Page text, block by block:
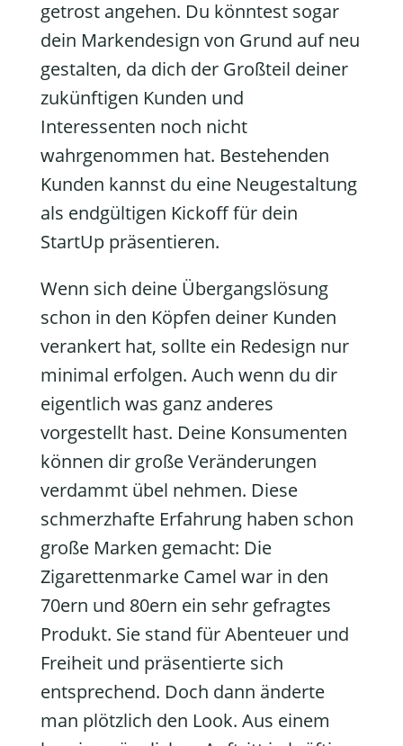
getrost angehen. Du könntest sogar
dein Markendesign von Grund auf neu
gestalten, da dich der Großteil deiner
zukünftigen Kunden und
Interessenten noch nicht
wahrgenommen hat. Bestehenden
Kunden kannst du eine Neugestaltung
als endgültigen Kickoff für dein
StartUp präsentieren.
Wenn sich deine Übergangslösung
schon in den Köpfen deiner Kunden
verankert hat, sollte ein Redesign nur
minimal erfolgen. Auch wenn du dir
eigentlich was ganz anderes
vorgestellt hast. Deine Konsumenten
können dir große Veränderungen
verdammt übel nehmen. Diese
schmerzhafte Erfahrung haben schon
große Marken gemacht: Die
Zigarettenmarke Camel war in den
70ern und 80ern ein sehr gefragtes
Produkt. Sie stand für Abenteuer und
Freiheit und präsentierte sich
entsprechend. Doch dann änderte
man plötzlich den Look. Aus einem